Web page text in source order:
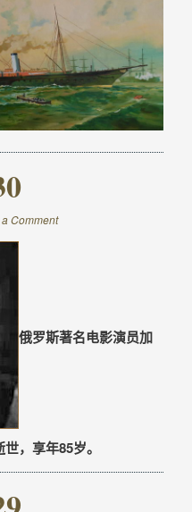
Comment
俄罗斯著名电影演员加
，享年85岁。